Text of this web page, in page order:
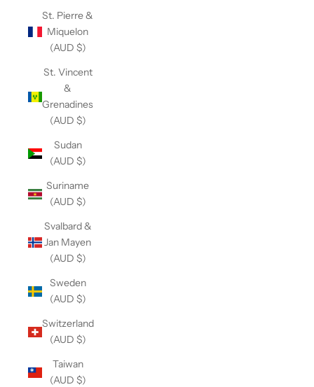
St. Pierre &
Miquelon
(AUD $)
St. Vincent
&
Grenadines
(AUD $)
Sudan
(AUD $)
Suriname
(AUD $)
Svalbard &
Jan Mayen
(AUD $)
Sweden
(AUD $)
Switzerland
(AUD $)
Taiwan
(AUD $)